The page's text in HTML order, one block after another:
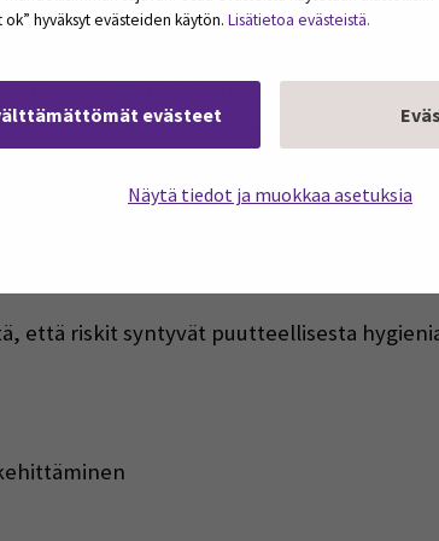
hyväksyt evästeiden käytön. Lisätietoa evästeistä.
evästeet
Näytä tiedot ja muokkaa asetuksia
lämpötilakirjauksia.
lisää ohjeistusta erityisesti
säilytykseen.
kehitettiin opinnäytetyössä
että riskit syntyvät puutteellisesta